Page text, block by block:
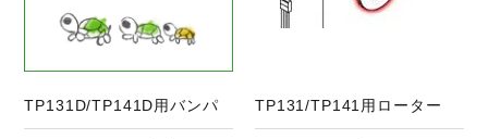
TP131D/TP141D用バンパ TP131/TP141用ローター